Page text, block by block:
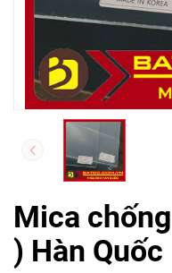
Mica
) Hàn Quốc